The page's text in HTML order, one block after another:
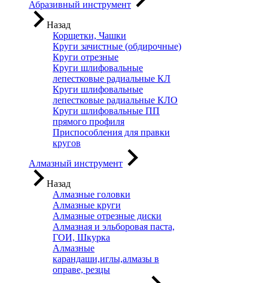
Абразивный инструмент
Назад
Корщетки, Чашки
Круги зачистные (обдирочные)
Круги отрезные
Круги шлифовальные
лепестковые радиальные КЛ
Круги шлифовальные
лепестковые радиальные КЛО
Круги шлифовальные ПП
прямого профиля
Приспособления для правки
кругов
Алмазный инструмент
Назад
Алмазные головки
Алмазные круги
Алмазные отрезные диски
Алмазная и эльборовая паста,
ГОИ, Шкурка
Алмазные
карандаши,иглы,алмазы в
оправе, резцы